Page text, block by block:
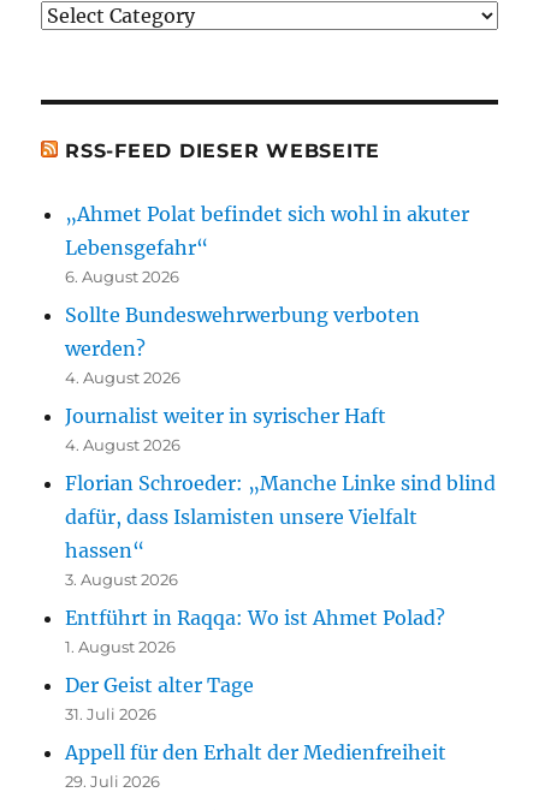
erwähnten
Justiz
RSS-FEED DIESER WEBSEITE
„Ahmet Polat befindet sich wohl in akuter
Lebensgefahr“
6. August 2026
Sollte Bundeswehrwerbung verboten
werden?
4. August 2026
Journalist weiter in syrischer Haft
4. August 2026
Florian Schroeder: „Manche Linke sind blind
dafür, dass Islamisten unsere Vielfalt
hassen“
3. August 2026
Entführt in Raqqa: Wo ist Ahmet Polad?
1. August 2026
Der Geist alter Tage
31. Juli 2026
Appell für den Erhalt der Medienfreiheit
29. Juli 2026